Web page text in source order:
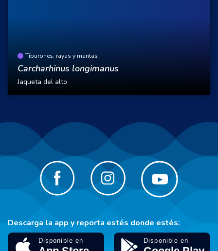
Tiburones, rayas y mantas
Carcharhinus longimanus
Jaqueta del alto
Descarga la app y reporta estés donde estés: